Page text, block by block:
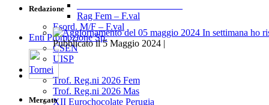
Rag Fem – F.val
Esord. M/F – F.val
Enti Promozione Sp.
CSEN
UISP
Tornei
Trof. Reg.ni 2026 Fem
Trof. Reg.ni 2026 Mas
XII Eurochocolate Perugia
Redazione
Pubblicato il 5 Maggio 2024 |
Mercato